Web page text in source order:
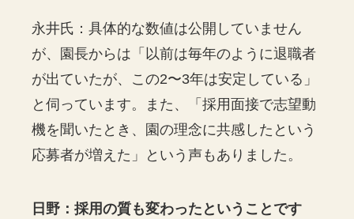
永井氏：具体的な数値は公開していません
が、園長からは「以前は毎年のように退職者
が出ていたが、この2〜3年は安定している」
と伺っています。また、「採用面接で志望動
機を聞いたとき、園の理念に共感したという
応募者が増えた」という声もありました。
日野：採用の質も変わったということです